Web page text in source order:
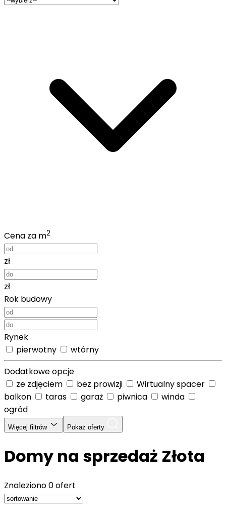
Cena za m2
zł
zł
Rok budowy
Rynek
pierwotny
wtórny
Dodatkowe opcje
ze zdjęciem
bez prowizji
Wirtualny spacer
balkon
taras garaż piwnica
winda
ogród
Więcej filtrów Pokaż oferty
Domy na sprzedaż Złota
Znaleziono0 ofert